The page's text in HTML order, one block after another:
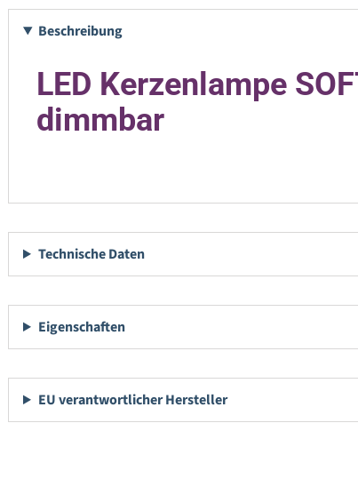
Beschreibung
LED Kerzenlampe
dimmbar
Technische Daten
Eigenschaften
EU verantwortlicher Hersteller